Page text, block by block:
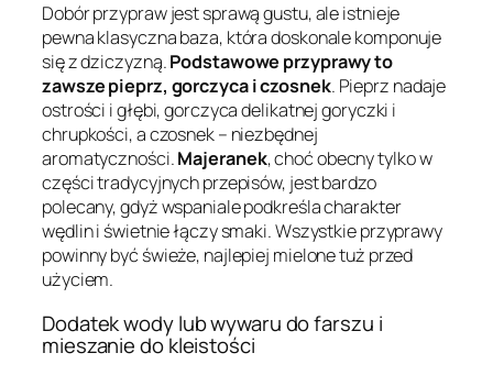
Dobór przypraw jest sprawą gustu, ale istnieje
pewna klasyczna baza, która doskonale komponuje
się z dziczyzną.Podstawowe przyprawy to
zawsze pieprz, gorczyca i czosnek. Pieprz nadaje
ostrości i głębi, gorczyca delikatnej goryczki i
chrupkości, a czosnek – niezbędnej
aromatyczności.Majeranek, choć obecny tylko w
części tradycyjnych przepisów, jest bardzo
polecany, gdyż wspaniale podkreśla charakter
wędlin i świetnie łączy smaki. Wszystkie przyprawy
powinny być świeże, najlepiej mielone tuż przed
użyciem.
Dodatek wody lub wywaru do farszu i
mieszanie do kleistości